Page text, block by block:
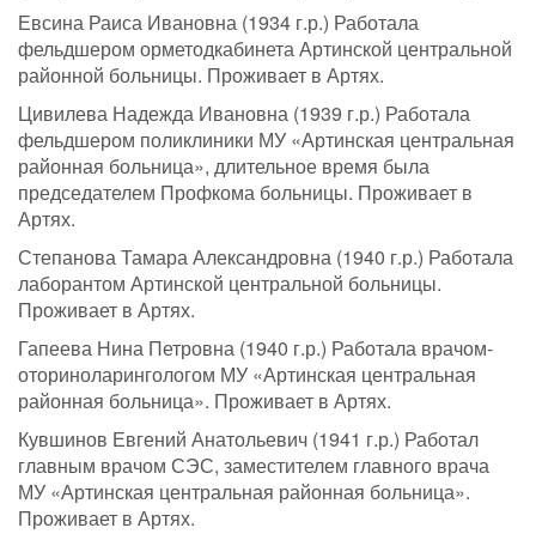
Евсина Раиса Ивановна (1934 г.р.) Работала
фельдшером орметодкабинета Артинской центральной
районной больницы. Проживает в Артях.
Цивилева Надежда Ивановна (1939 г.р.) Работала
фельдшером поликлиники МУ «Артинская центральная
районная больница», длительное время была
председателем Профкома больницы. Проживает в
Артях.
Степанова Тамара Александровна (1940 г.р.) Работала
лаборантом Артинской центральной больницы.
Проживает в Артях.
Гапеева Нина Петровна (1940 г.р.) Работала врачом-
оториноларингологом МУ «Артинская центральная
районная больница». Проживает в Артях.
Кувшинов Евгений Анатольевич (1941 г.р.) Работал
главным врачом СЭС, заместителем главного врача
МУ «Артинская центральная районная больница».
Проживает в Артях.